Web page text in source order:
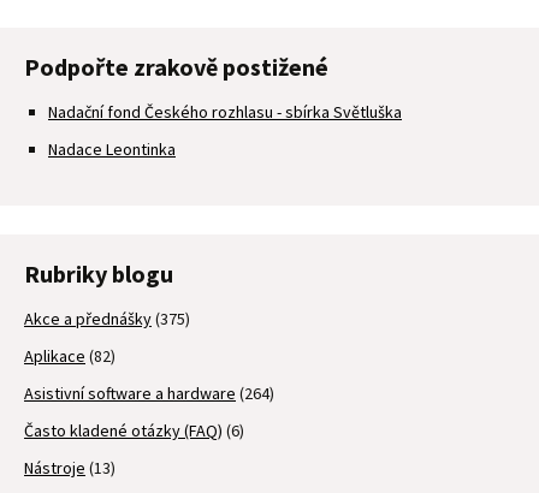
Podpořte zrakově postižené
Nadační fond Českého rozhlasu - sbírka Světluška
Nadace Leontinka
Rubriky blogu
Akce a přednášky(375)
Aplikace (82)
Asistivní software a hardware (264)
Často kladené otázky (FAQ) (6)
Nástroje (13)